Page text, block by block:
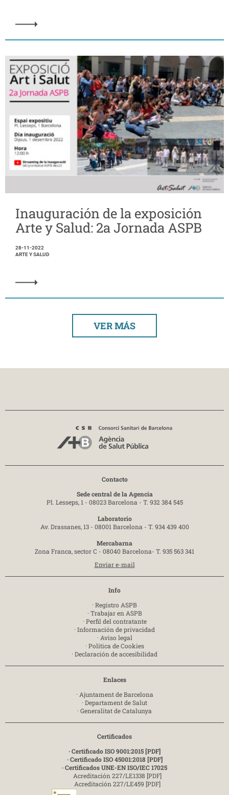
Inauguración de la exposición
Arte y Salud: 2a Jornada ASPB
28-11-2022
ARTE Y SALUD
VER MÁS
Contacto
Sede central de la Agencia
Pl. Lesseps, 1 - 08023 Barcelona - T. 932 384 545
Laboratorio
Av. Drassanes, 13 - 08001 Barcelona - T. 934 439 400
Mercabarna
Zona Franca, sector C - 08040 Barcelona- T. 935 563 341
Enviar e-mail
Info
· Registro ASPB
· Trabajar en ASPB
· Perfil del contratante
· Información de privacidad
· Aviso legal
· Política de Cookies
· Declaración de accesibilidad
Enlaces
· Ajuntament de Barcelona
· Departament de Salut
· Generalitat de Catalunya
Certificados
· Certificado ISO 9001:2015 [PDF]
· Certificado ISO 45001:2018 [PDF]
· Certificados UNE-EN ISO/IEC 17025
Acreditación 227/LE1338 [PDF]
Acreditación 227/LE459 [PDF]